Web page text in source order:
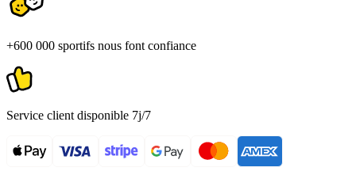
+600 000 sportifs nous font confiance
Service client disponible 7j/7